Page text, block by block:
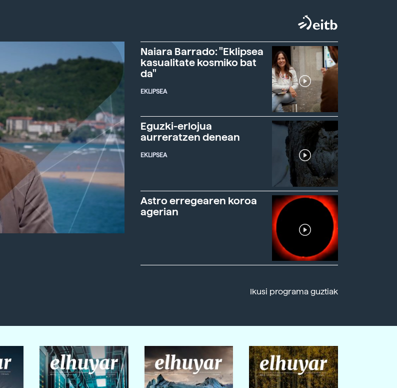
Naiara Barrado: "Eklipsea
kasualitate kosmiko bat
da"
EKLIPSEA
Eguzki-erlojua
aurreratzen denean
EKLIPSEA
Astro erregearen koroa
agerian
Ikusi programa guztiak